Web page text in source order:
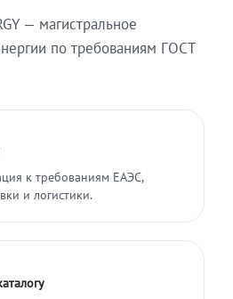
— магистральное
по требованиям ГОСТ
к требованиям ЕАЭС,
и логистики.